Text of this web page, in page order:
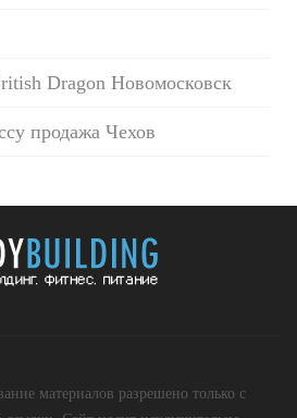
Dragon Новомосковск
продажа Чехов
материалов разрешено только с